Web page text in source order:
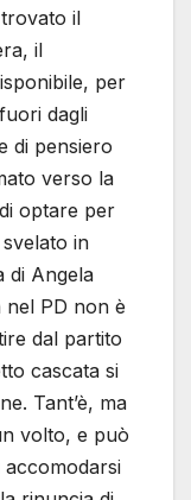
il
il
per
dagli
di pensiero
verso la
optare per
in
di Angela
nel PD non è
dal partito
cascata si
Tant’è, ma
volto, e può